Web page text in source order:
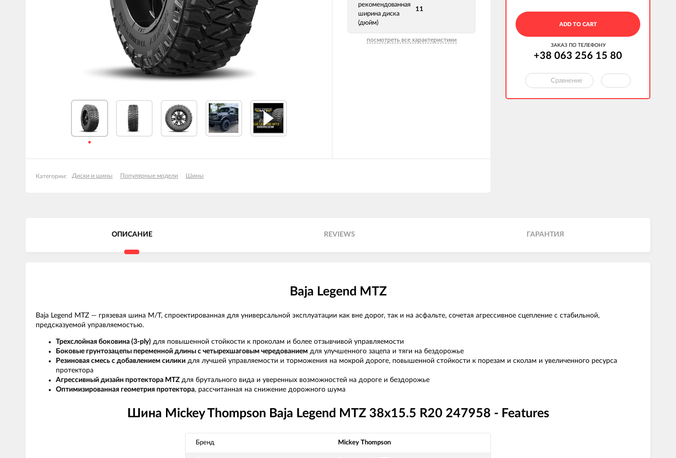
рекомендованная
ширина диска
(дюйм)
11
посмотреть все характеристики
Категории: Диски и шины Популярные модели Шины
ADD TO CART
ЗАКАЗ ПО ТЕЛЕФОНУ
+38 063 256 15 80
Сравнение
ОПИСАНИЕ REVIEWS ГАРАНТИЯ
Baja Legend MTZ
Baja Legend MTZ — грязевая шина M/T, спроектированная для универсальной эксплуатации как вне дорог, так и на асфальте, сочетая агрессивное сцепление с стабильной,
предсказуемой управляемостью.
Трехслойная боковина (3-ply) для повышенной стойкости к проколам и более отзывчивой управляемости
Боковые грунтозацепы переменной длины с четырехшаговым чередованием для улучшенного зацепа и тяги на бездорожье
Резиновая смесь с добавлением силики для лучшей управляемости и торможения на мокрой дороге, повышенной стойкости к порезам и сколам и увеличенного ресурса
протектора
Агрессивный дизайн протектора MTZ для брутального вида и уверенных возможностей на дороге и бездорожье
Оптимизированная геометрия протектора, рассчитанная на снижение дорожного шума
Шина Mickey Thompson Baja Legend MTZ 38x15.5 R20 247958 - Features
Бренд Mickey Thompson